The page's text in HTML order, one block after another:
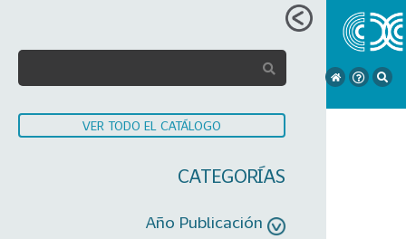
VER TODO EL CATÁLOGO
CATEGORÍAS
Año Publicación